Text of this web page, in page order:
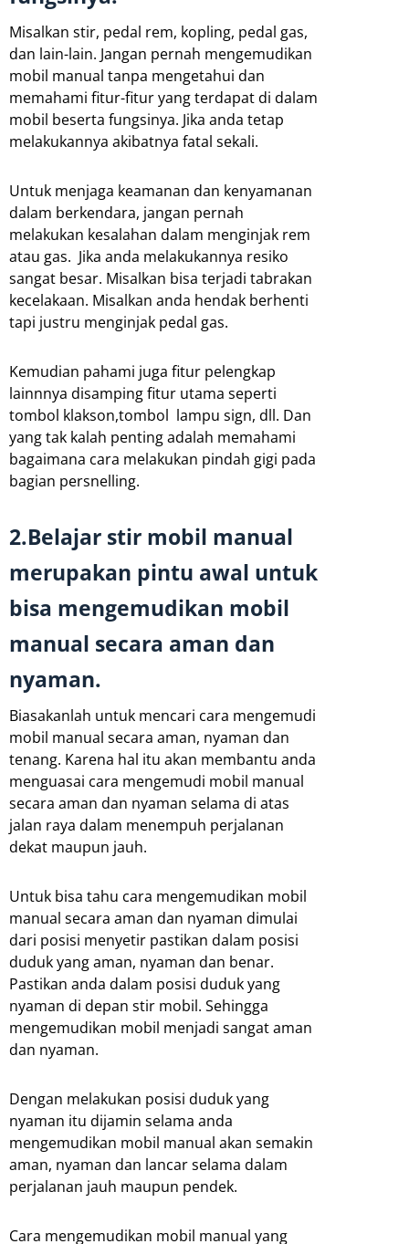
Misalkan stir, pedal rem, kopling, pedal gas,
dan lain-lain. Jangan pernah mengemudikan
mobil manual tanpa mengetahui dan
memahami fitur-fitur yang terdapat di dalam
mobil beserta fungsinya. Jika anda tetap
melakukannya akibatnya fatal sekali.
Untuk menjaga keamanan dan kenyamanan
dalam berkendara, jangan pernah
melakukan kesalahan dalam menginjak rem
atau gas. Jika anda melakukannya resiko
sangat besar. Misalkan bisa terjadi tabrakan
kecelakaan. Misalkan anda hendak berhenti
tapi justru menginjak pedal gas.
Kemudian pahami juga fitur pelengkap
lainnnya disamping fitur utama seperti
tombol klakson,tombol lampu sign, dll. Dan
yang tak kalah penting adalah memahami
bagaimana cara melakukan pindah gigi pada
bagian persnelling.
2.Belajar stir mobil manual
merupakan pintu awal untuk
bisa mengemudikan mobil
manual secara aman dan
nyaman.
Biasakanlah untuk mencari cara mengemudi
mobil manual secara aman, nyaman dan
tenang. Karena hal itu akan membantu anda
menguasai cara mengemudi mobil manual
secara aman dan nyaman selama di atas
jalan raya dalam menempuh perjalanan
dekat maupun jauh.
Untuk bisa tahu cara mengemudikan mobil
manual secara aman dan nyaman dimulai
dari posisi menyetir pastikan dalam posisi
duduk yang aman, nyaman dan benar.
Pastikan anda dalam posisi duduk yang
nyaman di depan stir mobil. Sehingga
mengemudikan mobil menjadi sangat aman
dan nyaman.
Dengan melakukan posisi duduk yang
nyaman itu dijamin selama anda
mengemudikan mobil manual akan semakin
aman, nyaman dan lancar selama dalam
perjalanan jauh maupun pendek.
Cara mengemudikan mobil manual yang